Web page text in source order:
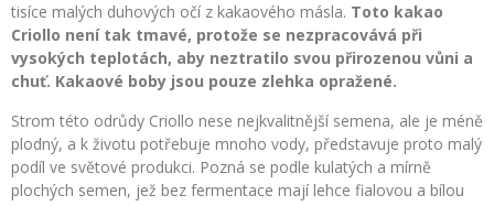
tisíce malých duhových očí z kakaového másla. Toto kakao
Criollo není tak tmavé, protože se nezpracovává při
vysokých teplotách, aby neztratilo svou přirozenou vůni a
chuť. Kakaové boby jsou pouze zlehka opražené.
Strom této odrůdy Criollo nese nejkvalitnější semena, ale je méně
plodný, a k životu potřebuje mnoho vody, představuje proto malý
podíl ve světové produkci. Pozná se podle kulatých a mírně
plochých semen, jež bez fermentace mají lehce fialovou a bílou